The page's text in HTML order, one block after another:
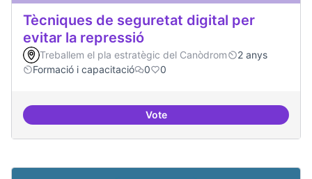
Tècniques de seguretat digital per
evitar la repressió
Treballem el pla estratègic del Canòdrom
2 anys
Formació i capacitació
0 0
VoteTècniques de seguretat digital